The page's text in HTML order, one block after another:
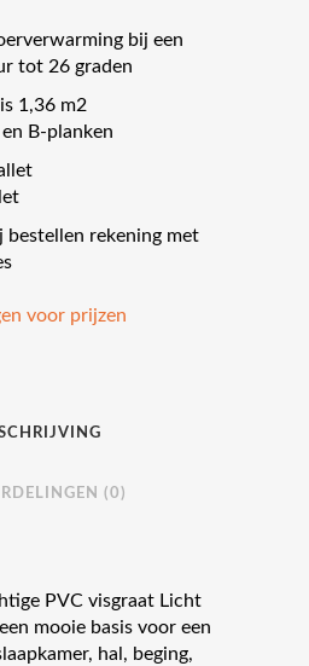
bij een
tot 26 graden
1,36 m2
B-planken
bestellen rekening met
voor prijzen
(0)
PVC visgraat Licht
mooie basis voor een
hal, beging,